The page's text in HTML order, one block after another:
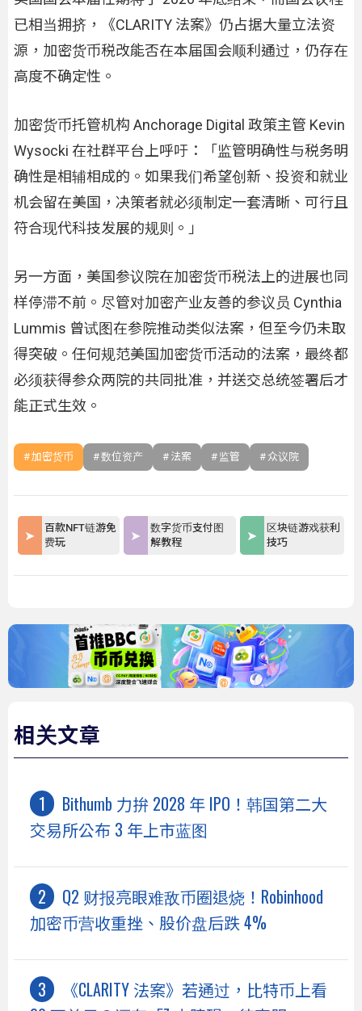
已相当拥挤，《CLARITY 法案》仍占据大量立法资
源，加密货币税改能否在本届国会顺利通过，仍存在
高度不确定性。
加密货币托管机构 Anchorage Digital 政策主管 Kevin
Wysocki 在社群平台上呼吁：「监管明确性与税务明
确性是相辅相成的。如果我们希望创新、投资和就业
机会留在美国，决策者就必须制定一套清晰、可行且
符合现代科技发展的规则。」
另一方面，美国参议院在加密货币税法上的进展也同
样停滞不前。尽管对加密产业友善的参议员 Cynthia
Lummis 曾试图在参院推动类似法案，但至今仍未取
得突破。任何规范美国加密货币活动的法案，最终都
必须获得参众两院的共同批准，并送交总统签署后才
能正式生效。
加密货币 数位资产 法案 监管 众议院
百款NFT链游免
费玩
数字货币支付图
解教程
区块链游戏获利
技巧
相关文章
Bithumb 力拚 2028 年 IPO！韩国第二大
交易所公布 3 年上市蓝图
Q2 财报亮眼难敌币圈退烧！Robinhood
加密币营收重挫、股价盘后跌 4%
《CLARITY 法案》若通过，比特币上看